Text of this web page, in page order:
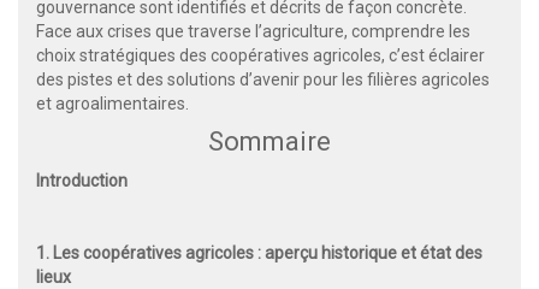
gouvernance sont identifiés et décrits de façon concrète.
Face aux crises que traverse l’agriculture, comprendre les
choix stratégiques des coopératives agricoles, c’est éclairer
des pistes et des solutions d’avenir pour les filières agricoles
et agroalimentaires.
Sommaire
Introduction
1. Les coopératives agricoles : aperçu historique et état des
lieux